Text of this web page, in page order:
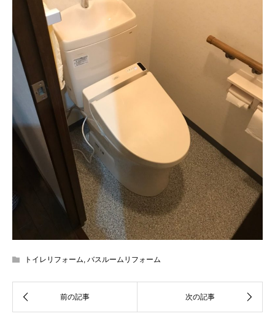
トイレリフォーム, バスルームリフォーム